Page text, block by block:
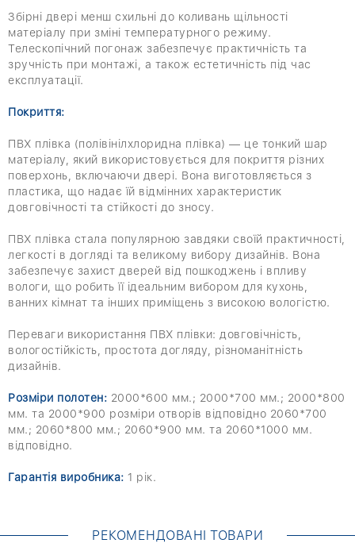
Збірні двері менш схильні до коливань щільності
матеріалу при зміні температурного режиму.
Телескопічний погонаж забезпечує практичність та
зручність при монтажі, а також естетичність під час
експлуатації.
Покриття:
ПВХ плівка (полівінілхлоридна плівка) — це тонкий шар
матеріалу, який використовується для покриття різних
поверхонь, включаючи двері. Вона виготовляється з
пластика, що надає їй відмінних характеристик
довговічності та стійкості до зносу.
ПВХ плівка стала популярною завдяки своїй практичності,
легкості в догляді та великому вибору дизайнів. Вона
забезпечує захист дверей від пошкоджень і впливу
вологи, що робить її ідеальним вибором для кухонь,
ванних кімнат та інших приміщень з високою вологістю.
Переваги використання ПВХ плівки: довговічність,
вологостійкість, простота догляду, різноманітність
дизайнів.
Розміри полотен: 2000*600 мм.; 2000*700 мм.; 2000*800
мм. та 2000*900 розміри отворів відповідно 2060*700
мм.; 2060*800 мм.; 2060*900 мм. та 2060*1000 мм.
відповідно.
Гарантія виробника: 1 рік.
РЕКОМЕНДОВАНІ ТОВАРИ